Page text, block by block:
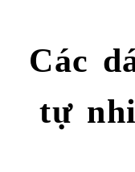
Các
tự